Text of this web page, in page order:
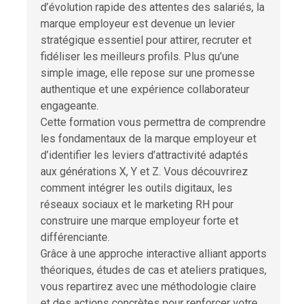
d’évolution rapide des attentes des salariés, la
marque employeur est devenue un levier
stratégique essentiel pour attirer, recruter et
fidéliser les meilleurs profils. Plus qu’une
simple image, elle repose sur une promesse
authentique et une expérience collaborateur
engageante.
Cette formation vous permettra de comprendre
les fondamentaux de la marque employeur et
d’identifier les leviers d’attractivité adaptés
aux générations X, Y et Z. Vous découvrirez
comment intégrer les outils digitaux, les
réseaux sociaux et le marketing RH pour
construire une marque employeur forte et
différenciante.
Grâce à une approche interactive alliant apports
théoriques, études de cas et ateliers pratiques,
vous repartirez avec une méthodologie claire